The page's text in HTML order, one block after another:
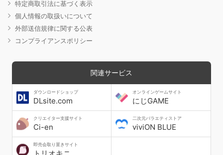
特定商取引法に基づく表示
個人情報の取扱いについて
外部送信規律に関する公表
コンプライアンスポリシー
関連サービス
ダウンロードショップ
DLsite.com
オンラインゲームサイト
にじGAME
クリエイター支援サイト
Ci-en
二次元バラエティストア
viviON BLUE
即売会取り置きサイト